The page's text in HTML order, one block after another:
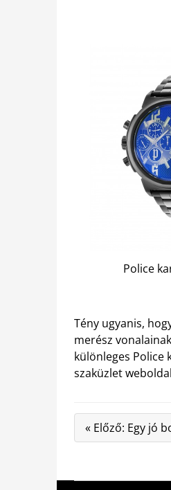
Police
Tény ugyanis,
merész
különleges Police
szaküzlet
« Előző: Egy jó